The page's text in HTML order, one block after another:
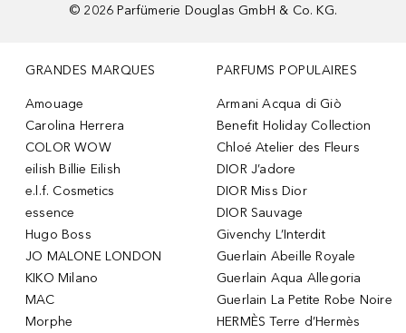
© 2026 Parfümerie Douglas GmbH & Co. KG.
GRANDES MARQUES
Amouage
Carolina Herrera
COLOR WOW
eilish Billie Eilish
e.l.f. Cosmetics
essence
Hugo Boss
JO MALONE LONDON
KIKO Milano
MAC
Morphe
PARFUMS POPULAIRES
Armani Acqua di Giò
Benefit Holiday Collection
Chloé Atelier des Fleurs
DIOR J’adore
DIOR Miss Dior
DIOR Sauvage
Givenchy L’Interdit
Guerlain Abeille Royale
Guerlain Aqua Allegoria
Guerlain La Petite Robe Noire
HERMÈS Terre d’Hermès